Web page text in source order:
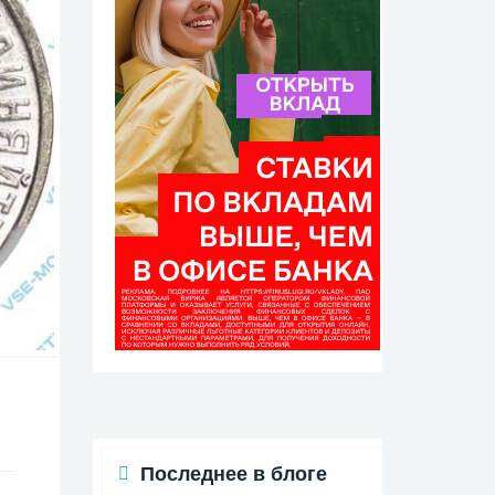
Последнее в блоге